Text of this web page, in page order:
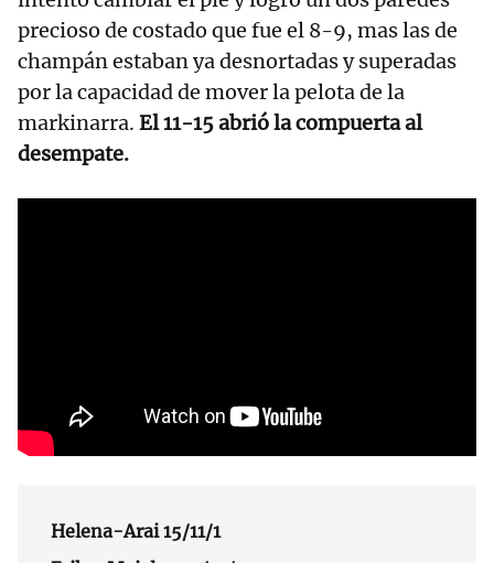
precioso de costado que fue el 8-9, mas las de
champán estaban ya desnortadas y superadas
por la capacidad de mover la pelota de la
markinarra. El 11-15 abrió la compuerta al
desempate.
Helena-Arai 15/11/1